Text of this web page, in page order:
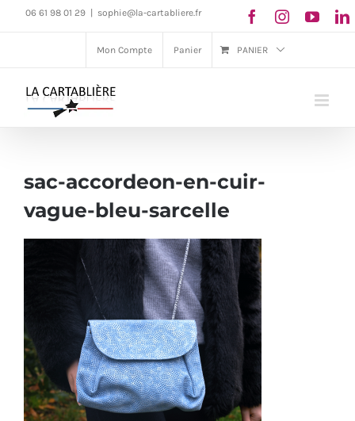
Passer06 61 98 01 29 sophie@la-cartabliere.fr
Mon Compte Panier PANIER
sac-accordeon-en-cuir-
vague-bleu-sarcelle